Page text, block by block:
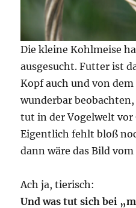
Die kleine Kohlmeise
ausgesucht. Futter ist
Kopf auch und von
wunderbar
tut in der Vogelwelt vor
Eigentlich fehlt bloß
dann wäre das Bild
Ach ja, tierisch:
Und was tut sich bei